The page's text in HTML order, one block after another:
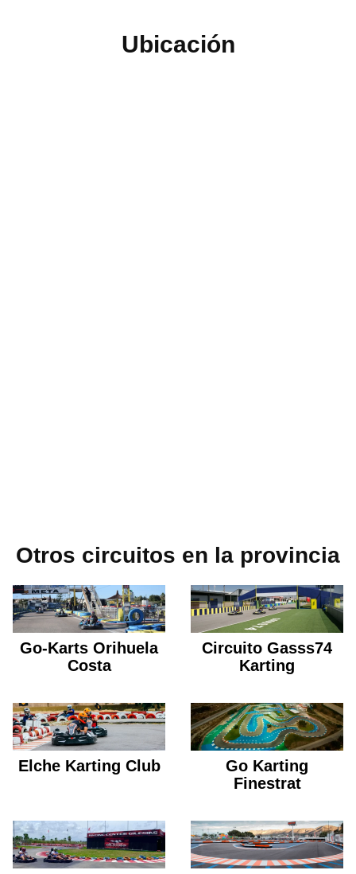
Ubicación
Otros circuitos en la provincia
Go-Karts Orihuela
Costa
Circuito Gasss74
Karting
Elche Karting Club
Go Karting
Finestrat